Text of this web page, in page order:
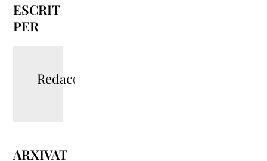
ESCRIT
PER
Redacció
ARXIVAT